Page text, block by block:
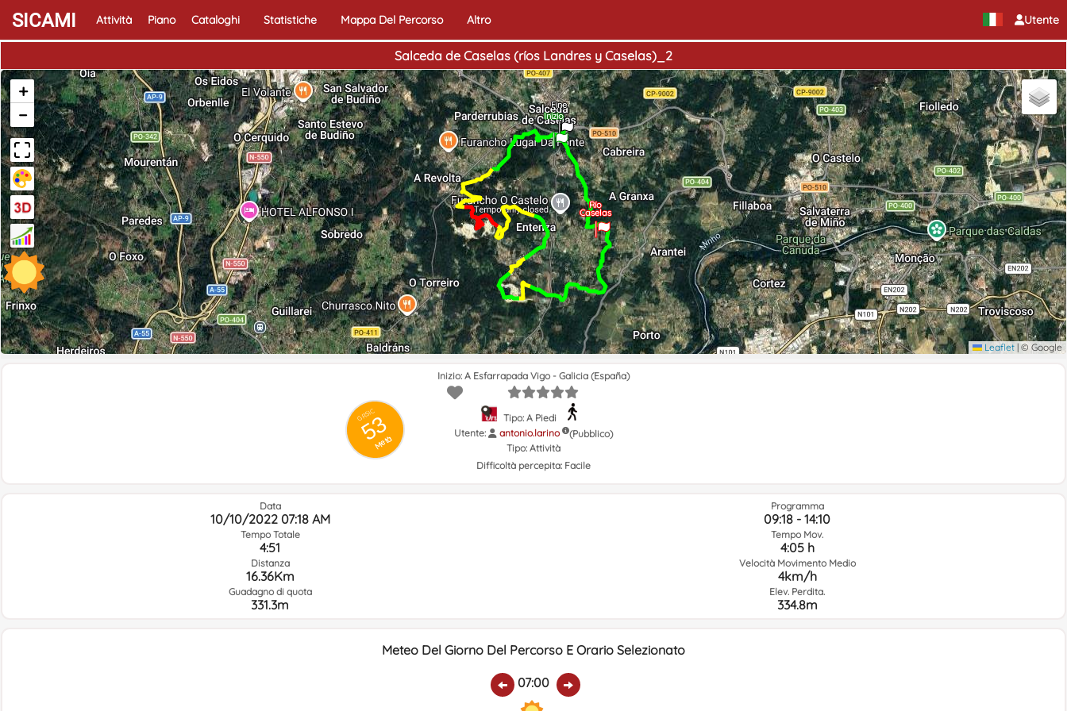
Utente
SICAMI Attività Piano Cataloghi Statistiche Mappa Del Percorso Altro
Salceda de Caselas (ríos Landres y Caselas)_2
Inizio
Fine
Río
Caselas
+
−
Leaflet | © Google
GRSIC
53
Metà
Inizio: A Esfarrapada Vigo - Galicia (España)
Tipo: A Piedi
Utente:
antonio.larino
(Pubblico)
Tipo: Attività
Difficoltà percepita: Facile
Data
10/10/2022 07:18 AM
Tempo Totale
4:51
Distanza
16.36Km
Guadagno di quota
331.3m
Programma
09:18 - 14:10
Tempo Mov.
4:05 h
Velocità Movimento Medio
4km/h
Elev. Perdita.
334.8m
Meteo Del Giorno Del Percorso E Orario Selezionato
07:00